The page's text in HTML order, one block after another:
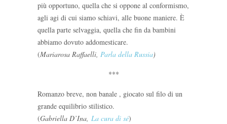
più opportuno, quella che si oppone al conformismo,
agli agi di cui siamo schiavi, alle buone maniere. È
quella parte selvaggia, quella che fin da bambini
abbiamo dovuto addomesticare.
(Mariarosa Raffaelli, Parla della Russia)
***
Romanzo breve, non banale , giocato sul filo di un
grande equilibrio stilistico.
(Gabriella D’Ina, La cura di sé)